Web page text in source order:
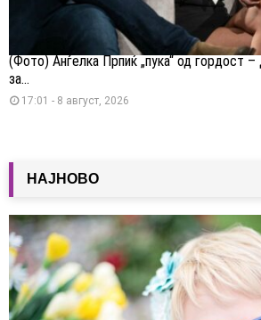
(Фото) Анѓелка Прпиќ „пука“ од гордост
за...
17:01 - 8 август, 2026
НАЈНОВО